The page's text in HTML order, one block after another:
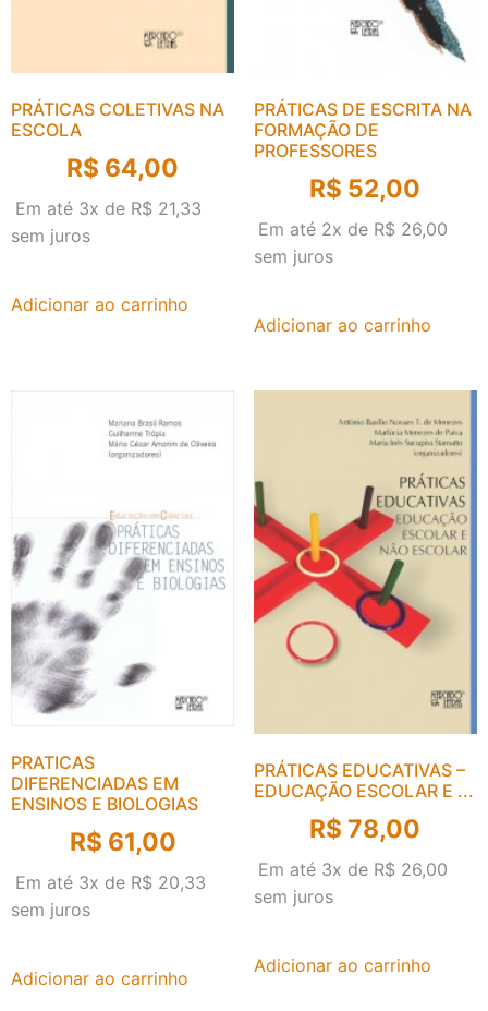
PRÁTICAS COLETIVAS NA
ESCOLA
R$ 64,00
Em até 3x de R$ 21,33
sem juros
Adicionar ao carrinho
PRÁTICAS DE ESCRITA NA
FORMAÇÃO DE
PROFESSORES
R$ 52,00
Em até 2x de R$ 26,00
sem juros
Adicionar ao carrinho
PRATICAS
DIFERENCIADAS EM
ENSINOS E BIOLOGIAS
R$ 61,00
Em até 3x de R$ 20,33
sem juros
Adicionar ao carrinho
PRÁTICAS EDUCATIVAS –
EDUCAÇÃO ESCOLAR E ...
R$ 78,00
Em até 3x de R$ 26,00
sem juros
Adicionar ao carrinho